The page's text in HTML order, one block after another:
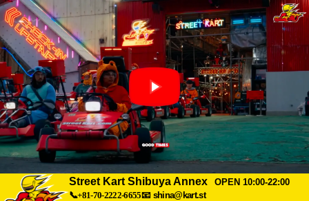
Street Kart Shibuya Annex
OPEN 10:00-22:00
📞+81-70-2222-6655📧 shina@kart.st